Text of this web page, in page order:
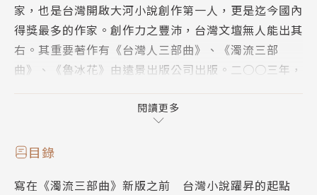
家，也是台灣開啟大河小說創作第一人，更是迄今國內
得獎最多的作家。創作力之豐沛，台灣文壇無人能出其
右。其重要著作有《台灣人三部曲》、《濁流三部
曲》、《魯冰花》由遠景出版公司出版。二○○三年，
鍾肇政超過半世紀文學長跑致上最高敬意。
閱讀更多
目錄
寫在《濁流三部曲》新版之前 台灣小說躍昇的起點